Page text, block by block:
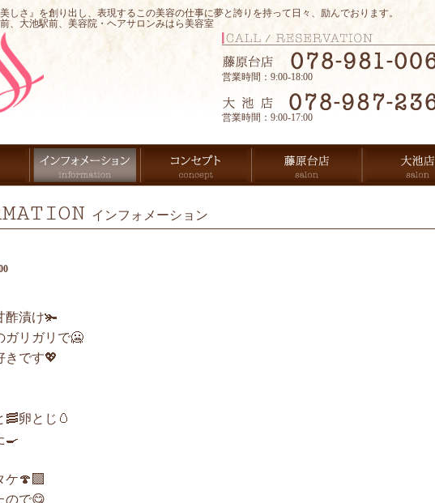
しさ』を創り出し、表現するこの美容の仕事に夢と誇りを持って日々、励んでおります。
、大池駅前、美容院・ヘアサロンみはら美容室
営業時間：9:00-18:00
営業時間：9:00-17:00
インフォメーション
酢漬け🫚
ガリガリで🥶
きです💖
🥓卵とじ🥚
🍳
ケ🍄‍🟫
ので😋